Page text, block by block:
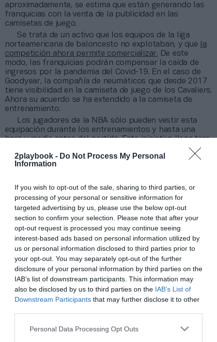
2playbook - Do Not Process My Personal
Information
If you wish to opt-out of the sale, sharing to third parties, or
processing of your personal or sensitive information for
targeted advertising by us, please use the below opt-out
section to confirm your selection. Please note that after your
opt-out request is processed you may continue seeing
interest-based ads based on personal information utilized by
us or personal information disclosed to third parties prior to
your opt-out. You may separately opt-out of the further
disclosure of your personal information by third parties on the
IAB’s list of downstream participants. This information may
also be disclosed by us to third parties on the IAB’s List of
Downstream Participants that may further disclose it to other
Personal Data Processing Opt Outs
Índex
aproximadamente, se estima que están generando las
franquicias con la venta de la publicidad en las
camisetas de juego.
Se trata de un activo que los equipos de la liga
norteamericana de baloncesto no explotaban, y que
la
competición ahora permite comercializar. De este
modo, las franquicias podrán compensar la caída de
ingresos por la pandemia del Covid-19. En el caso de
Goodyear, la compañía de neumáticos que desde 2017
tiene visibilidad en la camiseta de juego de los Cavaliers.
Ahora su acuerdo se ha extendido a la camiseta de
entrenamiento.
Los jugadores de la NBA sólo pueden vestir esta
equipación durante los entrenamientos y hasta una
hora y media antes del partido. Esta iniciativa llega tres
baloncesto aprobara la inclusión de parches de
patrocinio en los uniformes de partido, una medida que
franquicias NBA ingresaron por este apartado 137
millones de dólares (122 millones de euros).
Añadir2Playbookcomo fuente preferida de Google
de forma gratuita
Mantente informado con las últimas noticias de actualidad.
Compartir
Imprimir